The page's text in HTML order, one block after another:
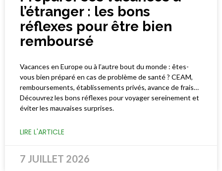
l’étranger : les bons
réflexes pour être bien
remboursé
Vacances en Europe ou à l’autre bout du monde : êtes-
vous bien préparé en cas de problème de santé ? CEAM,
remboursements, établissements privés, avance de frais…
Découvrez les bons réflexes pour voyager sereinement et
éviter les mauvaises surprises.
LIRE L'ARTICLE
7 JUILLET 2026